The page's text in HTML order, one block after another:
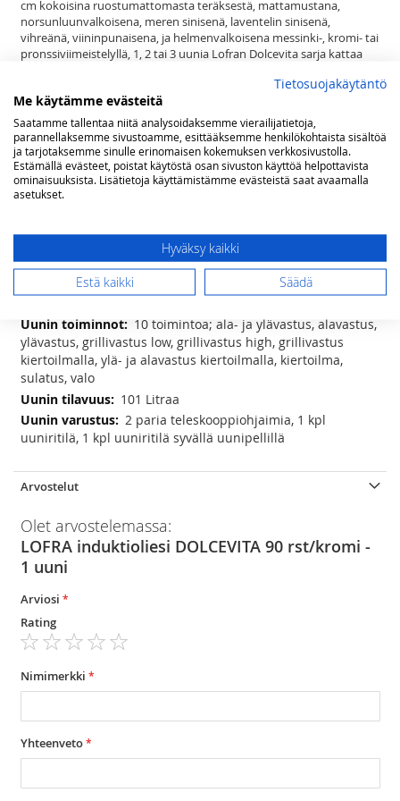
cm kokoisina ruostumattomasta teräksestä, mattamustana,
norsunluunvalkoisena, meren sinisenä, laventelin sinisenä,
vihreänä, viininpunaisena, ja helmenvalkoisena messinki-, kromi- tai
pronssiviimeistelyllä, 1, 2 tai 3 uunia Lofran Dolcevita sarja kattaa
jo yli 200 mallia. Lisäksi sarjasta löytyy sävy sävyyn esimerkiksi
liesituulettimet, builtin ja range top keittimet, jääkaapit, pakastimet,
mikroaaltouunit, combi uunit, viinikaapit, lämpölaatikot,
tiskikoneet, kahvinkeittimet, ruuan viilentimet, taustalevyt sekä
keittiön pienkoneet runsaine mahdollisuuksineen.
Se ei ole vain liesi. Dolcevita on elämäntapa.
(lxsxk) 90x60x85(-90,5) cm
5 induktio keittoaluetta - 2 x ø 170mm
(1400 W) , 1 x ø 190mm (2000 W), 1 x ø 210mm (3000W), 1 x ø
10 toimintoa; ala- ja ylävastus, alavastus,
ylävastus, grillivastus low, grillivastus high, grillivastus
kiertoilmalla, ylä- ja alavastus kiertoilmalla, kiertoilma,
sulatus, valo
101 Litraa
2 paria teleskooppiohjaimia, 1 kpl
uuniritilä, 1 kpl uuniritilä syvällä uunipellillä
Arvostelut
Olet arvostelemassa:
LOFRA induktioliesi DOLCEVITA 90 rst/kromi -
1 uuni
Arviosi
Rating
star
stars
stars
stars
stars
Nimimerkki
Yhteenveto
Tietosuojakäytäntö
Me käytämme evästeitä
Saatamme tallentaa niitä analysoidaksemme vierailijatietoja,
parannellaksemme sivustoamme, esittääksemme henkilökohtaista sisältöä
ja tarjotaksemme sinulle erinomaisen kokemuksen verkkosivustolla.
Estämällä evästeet, poistat käytöstä osan sivuston käyttöä helpottavista
ominaisuuksista. Lisätietoja käyttämistämme evästeistä saat avaamalla
asetukset.
Hyväksy kaikki
Estä kaikki Säädä